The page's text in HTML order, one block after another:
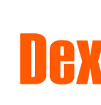
au
contenu